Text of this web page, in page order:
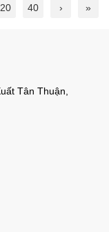
20 40 › »
Tân Thuận,